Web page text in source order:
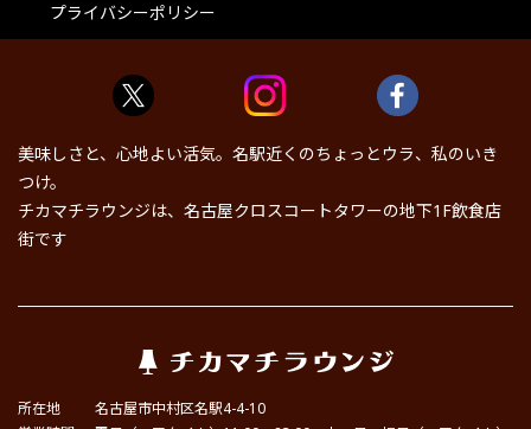
プライバシーポリシー
美味しさと、心地よい活気。名駅近くのちょっとウラ、私のいき
つけ。
チカマチラウンジは、名古屋クロスコートタワーの地下1F飲食店
街です
所在地
名古屋市中村区名駅4-4-10